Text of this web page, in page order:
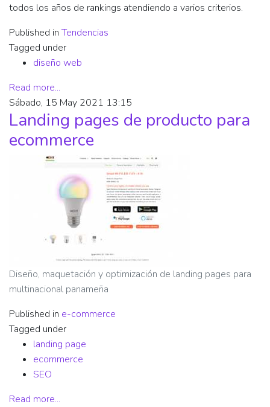
todos los años de rankings atendiendo a varios criterios.
Published in Tendencias
Tagged under
diseño web
Read more...
Sábado, 15 May 2021 13:15
Landing pages de producto para
ecommerce
Diseño, maquetación y optimización de landing pages para
multinacional panameña
Published in e-commerce
Tagged under
landing page
ecommerce
SEO
Read more...